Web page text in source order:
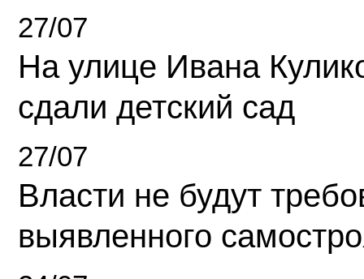
27/07
На улице Ивана
сдали детский сад
27/07
Власти не будут
выявленного